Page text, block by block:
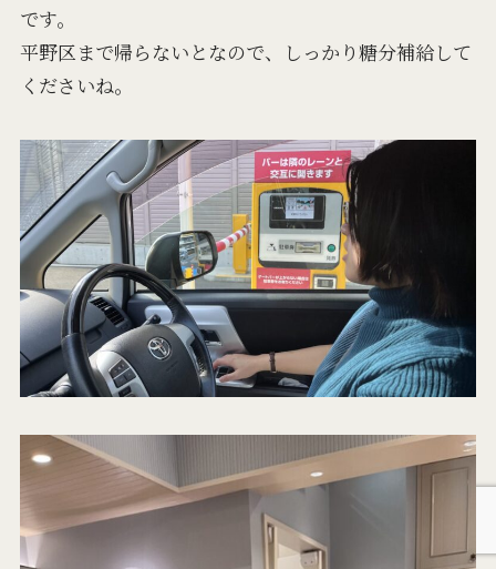
です。
平野区まで帰らないとなので、しっかり糖分補給して
くださいね。